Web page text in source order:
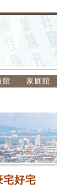
館 家庭館
宅好宅